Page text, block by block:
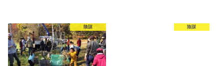
陰謀 陰謀